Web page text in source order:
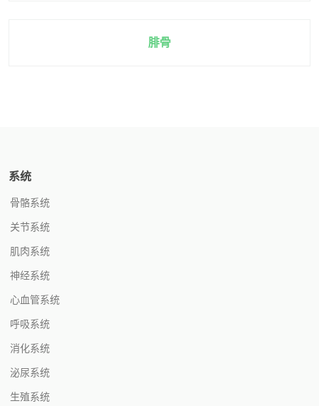
腓骨
系统
骨骼系统
关节系统
肌肉系统
神经系统
心血管系统
呼吸系统
消化系统
泌尿系统
生殖系统